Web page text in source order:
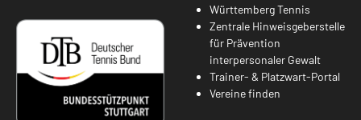
Württemberg Tennis
Zentrale Hinweisgeberstelle
für Prävention
interpersonaler Gewalt
Trainer- & Platzwart-Portal
Vereine finden